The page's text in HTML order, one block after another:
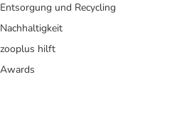
Entsorgung und Recycling
Nachhaltigkeit
zooplus hilft
Awards